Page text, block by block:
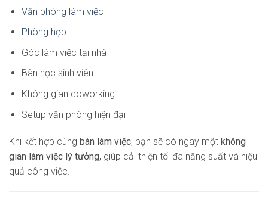
Văn phòng làm việc
Phòng họp
Góc làm việc tại nhà
Bàn học sinh viên
Không gian coworking
Setup văn phòng hiện đại
Khi kết hợp cùng bàn làm việc, bạn sẽ có ngay một không
gian làm việc lý tưởng, giúp cải thiện tối đa năng suất và hiệu
quả công việc.